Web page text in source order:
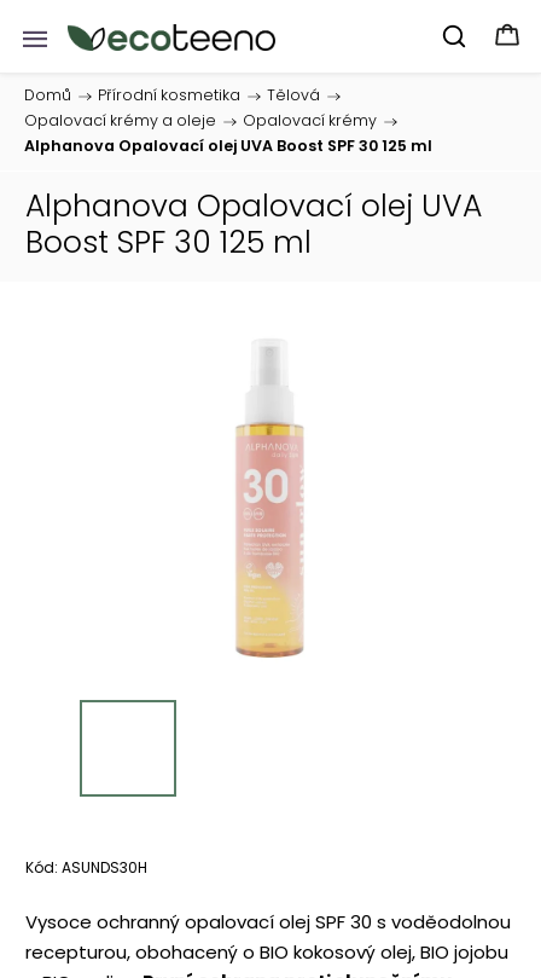
Domů / Přírodní kosmetika / Tělová /
Opalovací krémy a oleje / Opalovací krémy /
Alphanova Opalovací olej UVA Boost SPF 30 125 ml
Alphanova Opalovací olej UVA
Boost SPF 30 125 ml
Kód: ASUNDS30H
Vysoce ochranný opalovací olej SPF 30 s voděodolnou
recepturou, obohacený o BIO kokosový olej, BIO jojobu